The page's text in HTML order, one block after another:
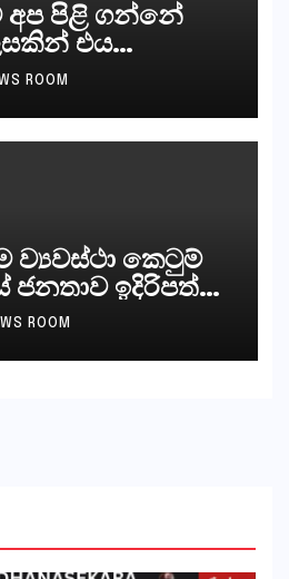
අප පිළි ගන්නේ
එය
නො වේ.
කේන්ද්‍රයෙන්
වූ ලිපියෙන්
අයිතියක් බෞද්ධ
ROOM
කෙටුම්
ඉදිරිපත්
ROOM